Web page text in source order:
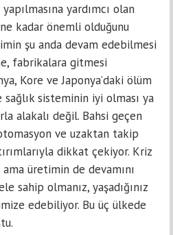
yardımcı olan
kadar önemli olduğunu
şu anda devam edebilmesi
fabrikalara gitmesi
Kore ve Japonya’daki ölüm
sağlık sisteminin iyi olması ya
alakalı değil. Bahsi geçen
ve uzaktan takip
dikkat çekiyor. Kriz
üretimin de devamını
sahip olmanız, yaşadığınız
edebiliyor. Bu üç ülkede